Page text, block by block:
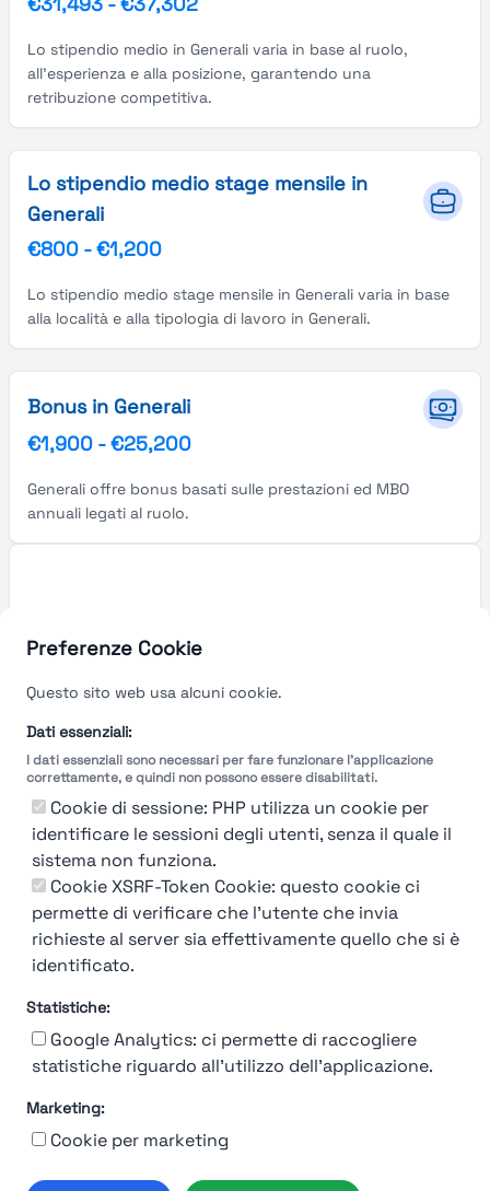
Preferenze Cookie
Questo sito web usa alcuni cookie.
Dati essenziali:
I dati essenziali sono necessari per fare funzionare l'applicazione
correttamente, e quindi non possono essere disabilitati.
Cookie di sessione: PHP utilizza un cookie per
identificare le sessioni degli utenti, senza il quale il
sistema non funziona.
Cookie XSRF-Token Cookie: questo cookie ci
permette di verificare che l'utente che invia
richieste al server sia effettivamente quello che si è
identificato.
Statistiche:
Google Analytics: ci permette di raccogliere
statistiche riguardo all'utilizzo dell'applicazione.
Marketing:
Cookie per marketing
Lo stipendio medio in Generali varia in base al ruolo,
all'esperienza e alla posizione, garantendo una
retribuzione competitiva.
Lo stipendio medio stage mensile in
Generali
€800 -€1,200
Lo stipendio medio stage mensile in Generali varia in base
alla località e alla tipologia di lavoro in Generali.
Bonus in Generali
€1,900 -€25,200
Generali offre bonus basati sulle prestazioni ed MBO
annuali legati al ruolo.
You're Not logged in
LoginorIscrivitiper vedere
Termini e Condizioni
© 2019-2026 Stupendio. Tutti i diritti riservati | Smarteris S.r.l. P.IVA